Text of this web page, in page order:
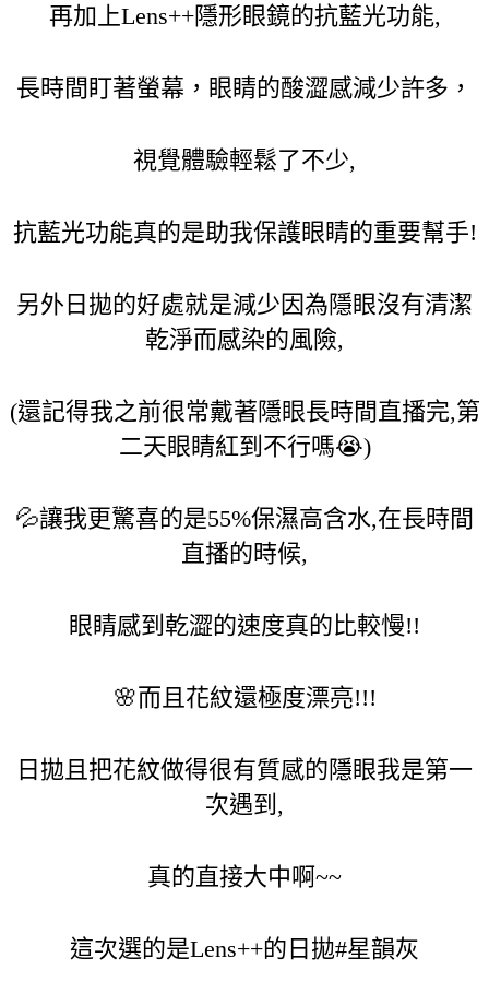
再加上Lens++隱形眼鏡的抗藍光功能,
長時間盯著螢幕，眼睛的酸澀感減少許多，
視覺體驗輕鬆了不少,
抗藍光功能真的是助我保護眼睛的重要幫手!
另外日拋的好處就是減少因為隱眼沒有清潔
乾淨而感染的風險,
(還記得我之前很常戴著隱眼長時間直播完,第
二天眼睛紅到不行嗎😭)
💦讓我更驚喜的是55%保濕高含水,在長時間
直播的時候,
眼睛感到乾澀的速度真的比較慢!!
🌸而且花紋還極度漂亮!!!
日拋且把花紋做得很有質感的隱眼我是第一
次遇到,
真的直接大中啊~~
這次選的是Lens++的日拋#星韻灰